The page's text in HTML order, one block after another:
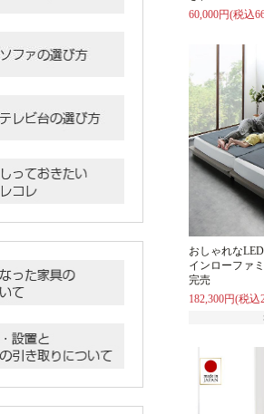
60,000円(税込
おしゃれな
インローファ
完売
182,300円(税込